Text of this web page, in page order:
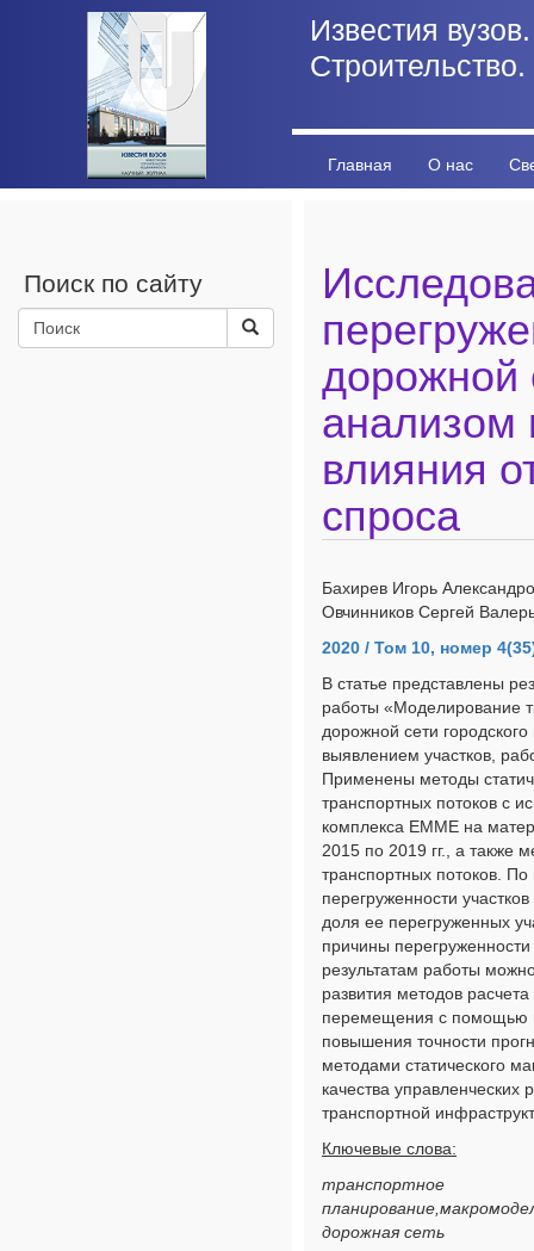
Известия
Главная О нас
Поиск по сайту
дорожной
анализом
влияния
спроса
Бахирев Игорь
Овчинников Сергей
2020 / Том 10, номер
В статье представлены
работы «Моделирование
дорожной сети
выявлением участков,
Применены методы
транспортных потоков с
комплекса EMME на
2015 по 2019 гг., а также
транспортных потоков.
перегруженности
доля ее перегруженных
причины
результатам работы
развития методов
перемещения с помощью
повышения точности
методами статического
качества
транспортной
Ключевые слова:
транспортное
дорожная сеть